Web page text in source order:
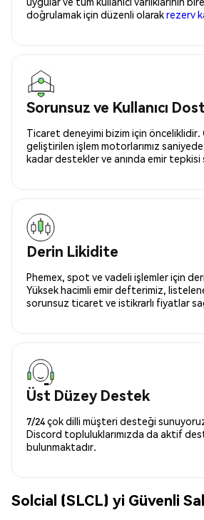
doğrulamak için düzenli olarakrezerv
Sorunsuz ve Kullanıcı
Ticaret deneyimi bizim için önceliklidir.
geliştirilen işlem motorlarımız saniyede
kadar destekler ve anında emir tepkisi
Derin Likidite
Phemex, spot ve vadeli işlemler için
Yüksek hacimli emir defterimiz,
sorunsuz ticaret ve istikrarlı fiyatlar
Üst Düzey Destek
7/24 çok dilli müşteri desteği
Discord topluluklarımızda da aktif
bulunmaktadır.
Solcial (SLCL) yi Güvenli